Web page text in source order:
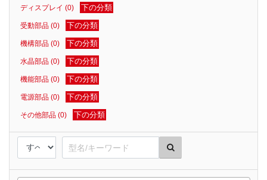
ディスプレイ (0) 下の分類
受動部品 (0) 下の分類
機構部品 (0) 下の分類
水晶部品 (0) 下の分類
機能部品 (0) 下の分類
電源部品 (0) 下の分類
その他部品 (0) 下の分類